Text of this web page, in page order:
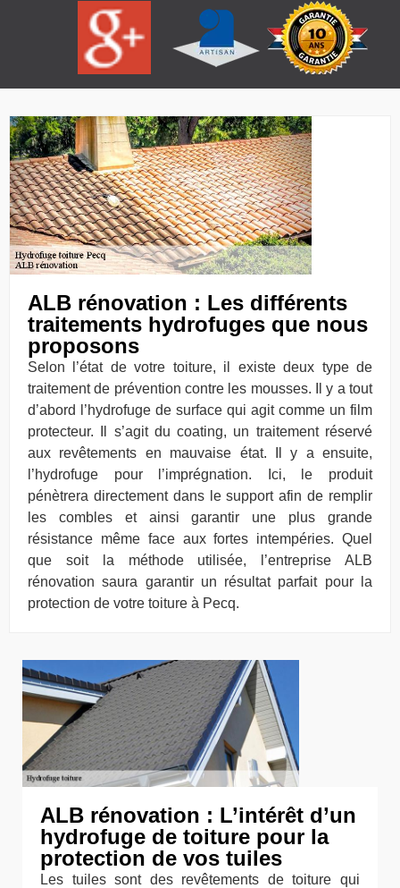
ALB rénovation : Les différents
traitements hydrofuges que nous
proposons
Selon l’état de votre toiture, il existe deux type de
traitement de prévention contre les mousses. Il y a tout
d’abord l’hydrofuge de surface qui agit comme un film
protecteur. Il s’agit du coating, un traitement réservé
aux revêtements en mauvaise état. Il y a ensuite,
l’hydrofuge pour l’imprégnation. Ici, le produit
pénètrera directement dans le support afin de remplir
les combles et ainsi garantir une plus grande
résistance même face aux fortes intempéries. Quel
que soit la méthode utilisée, l’entreprise ALB
rénovation saura garantir un résultat parfait pour la
protection de votre toiture à Pecq.
ALB rénovation : L’intérêt d’un
hydrofuge de toiture pour la
protection de vos tuiles
Les tuiles sont des revêtements de toiture qui